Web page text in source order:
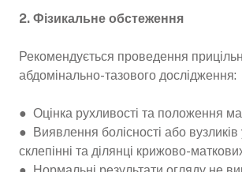
2. Фізикальне обстеження
Рекомендується проведення
абдомінально-тазового дослідження:
● Оцінка рухливості та положення
● Виявлення болісності або
склепінні та ділянці крижово-